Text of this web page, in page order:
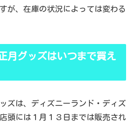
が、在庫の状況によっては変わる
月グッズはいつまで買え
ズは、ディズニーランド・ディズ
頭には１月１３日までは販売され